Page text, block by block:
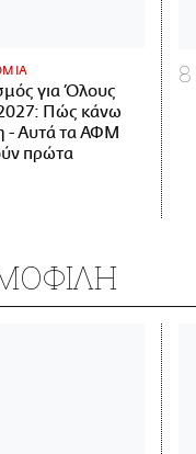
για Όλους
Πώς κάνω
- Αυτά τα ΑΦΜ
πρώτα